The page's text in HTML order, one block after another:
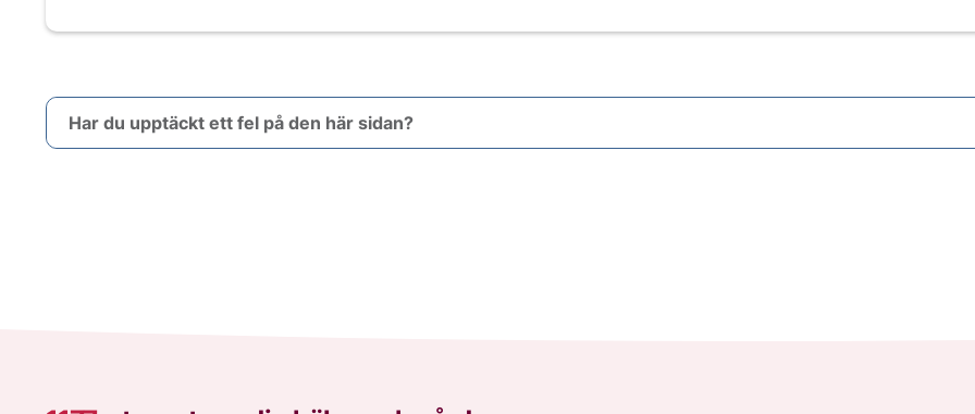
Har du upptäckt ett fel på den här sidan?